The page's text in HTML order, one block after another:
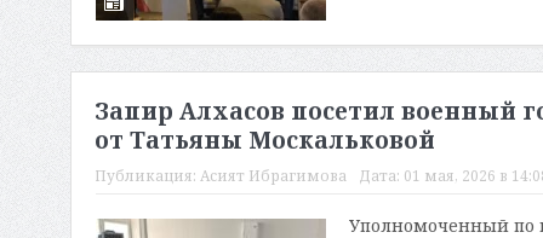
Запир Алхасов посетил военный
от Татьяны Москальковой
Публикация:Асият Ибрагимова Дата: 01 мая, 2026 в
Уполномоченный по